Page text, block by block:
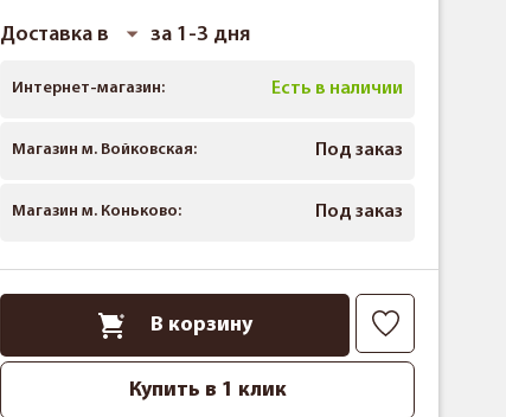
Доставка в за 1-3 дня
Интернет-магазин: Есть в наличии
Магазин м. Войковская: Под заказ
Магазин м. Коньково: Под заказ
В корзину
Купить в 1 клик